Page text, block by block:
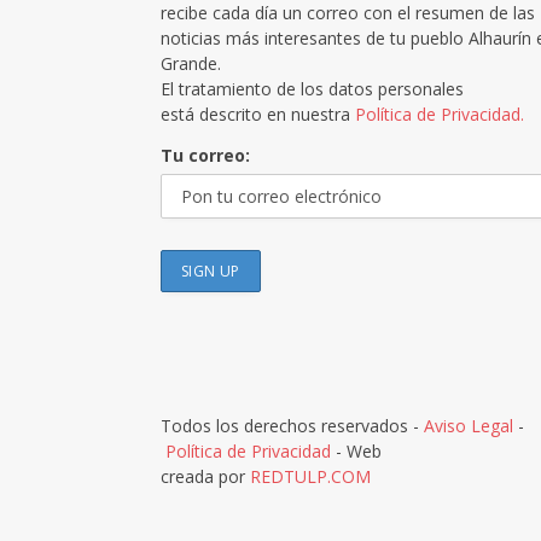
recibe cada día un correo con el resumen de las
noticias más interesantes de tu pueblo Alhaurín
Grande.
El tratamiento de los datos personales
está descrito en nuestra Política de Privacidad.
Tu correo:
Todos los derechos reservados - Aviso Legal -
Política de Privacidad - Web
creada por REDTULP.COM